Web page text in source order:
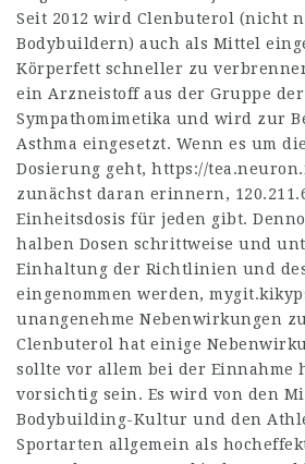
Seit 2012 wird Clenbuterol (nicht
Bodybuildern) auch als Mittel
Körperfett schneller zu
ein Arzneistoff aus der Gruppe der
Sympathomimetika und wird zur
Asthma eingesetzt. Wenn es um
Dosierung geht, https://
zunächst daran erinnern,
Einheitsdosis für jeden gibt.
halben Dosen schrittweise und
Einhaltung der Richtlinien und
eingenommen werden,
unangenehme Nebenwirkungen
Clenbuterol hat einige
sollte vor allem bei der Einnahme
vorsichtig sein. Es wird von den
Bodybuilding-Kultur und den
Sportarten allgemein als